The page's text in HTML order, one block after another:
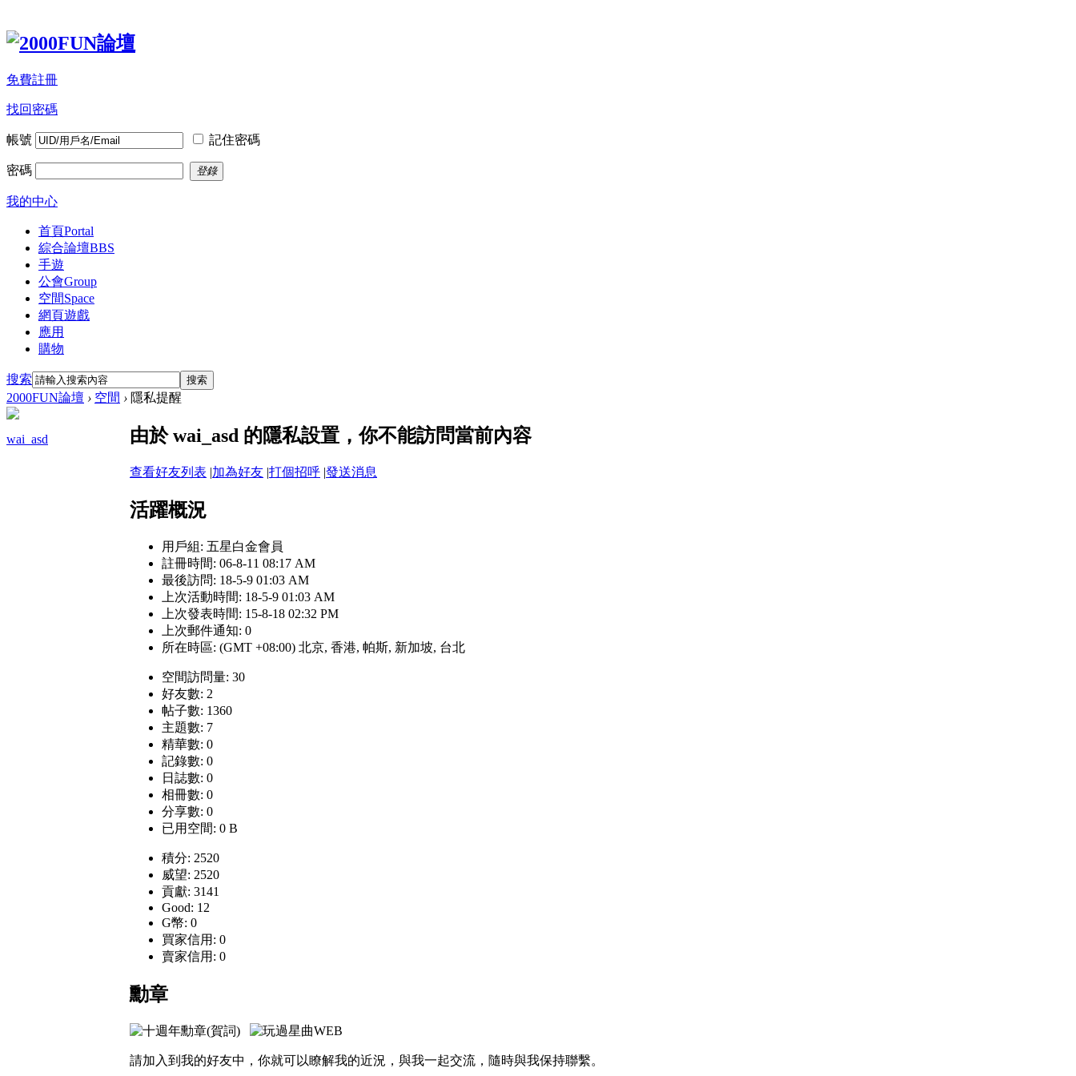
免費註冊
找回密碼
帳號 記住密碼
密碼 登錄
我的中心
首頁Portal
綜合論壇BBS
手遊
公會Group
空間Space
網頁遊戲
應用
購物
搜索 搜索
2000FUN論壇 › 空間 › 隱私提醒
wai_asd 由於 wai_asd 的隱私設置，你不能訪問當前內容
查看好友列表 |加為好友 |打個招呼 |發送消息
活躍概況
用戶組: 五星白金會員
註冊時間: 06-8-11 08:17 AM
最後訪問: 18-5-9 01:03 AM
上次活動時間: 18-5-9 01:03 AM
上次發表時間: 15-8-18 02:32 PM
上次郵件通知: 0
所在時區: (GMT +08:00) 北京, 香港, 帕斯, 新加坡, 台北
空間訪問量: 30
好友數: 2
帖子數: 1360
主題數: 7
精華數: 0
記錄數: 0
日誌數: 0
相冊數: 0
分享數: 0
已用空間: 0 B
積分: 2520
威望: 2520
貢獻: 3141
Good: 12
G幣: 0
買家信用: 0
賣家信用: 0
勳章
請加入到我的好友中，你就可以瞭解我的近況，與我一起交流，隨時與我保持聯繫。